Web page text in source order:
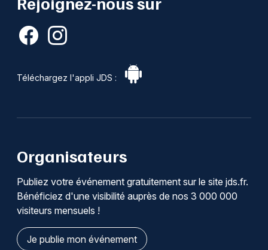
Téléchargez l'appli JDS :
Organisateurs
Publiez votre événement gratuitement sur le site jds.fr.
Bénéficiez d'une visibilité auprès de nos 3 000 000
visiteurs mensuels !
Je publie mon événement